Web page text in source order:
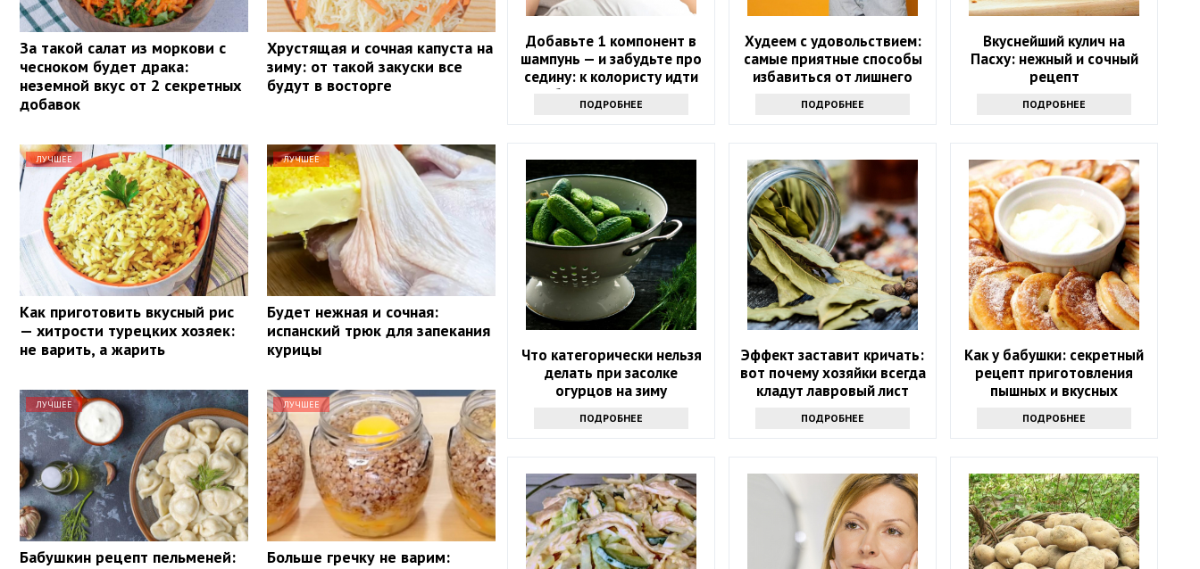
За такой салат из моркови с
чесноком будет драка:
неземной вкус от 2 секретных
добавок
Хрустящая и сочная капуста на
зиму: от такой закуски все
будут в восторге
ЛУЧШЕЕ
Как приготовить вкусный рис
— хитрости турецких хозяек:
не варить, а жарить
ЛУЧШЕЕ
Будет нежная и сочная:
испанский трюк для запекания
курицы
ЛУЧШЕЕ
Бабушкин рецепт пельменей:
ЛУЧШЕЕ
Больше гречку не варим:
Добавьте 1 компонент в
шампунь — и забудьте про
седину: к колористу идти
больше не нужно
ПОДРОБНЕЕ
Худеем с удовольствием:
самые приятные способы
избавиться от лишнего
ПОДРОБНЕЕ
Вкуснейший кулич на
Пасху: нежный и сочный
рецепт
ПОДРОБНЕЕ
Что категорически нельзя
делать при засолке
огурцов на зиму
ПОДРОБНЕЕ
Эффект заставит кричать:
вот почему хозяйки всегда
кладут лавровый лист
ПОДРОБНЕЕ
Как у бабушки: секретный
рецепт приготовления
пышных и вкусных
ПОДРОБНЕЕ